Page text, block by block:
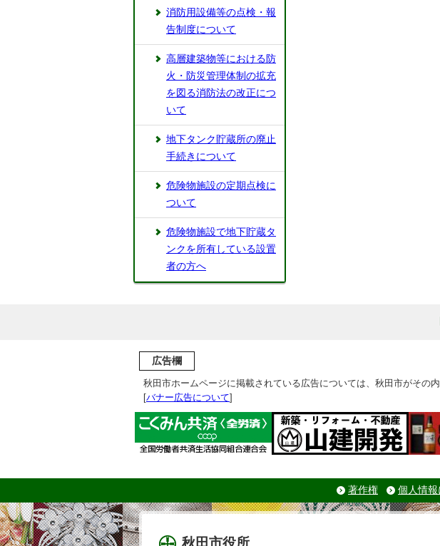
消防用設備等の点検・報
告制度について
高層建築物等における防
火・防災管理体制の拡充
を図る消防法の改正につ
いて
地下タンク貯蔵所の廃止
手続きについて
危険物施設の定期点検に
ついて
危険物施設で地下貯蔵タ
ンクを所有している設置
者の方へ
広告欄
秋田市ホームページに掲載されている広告については、秋田市がその
[バナー広告について]
著作権 個人情報
秋田市役所